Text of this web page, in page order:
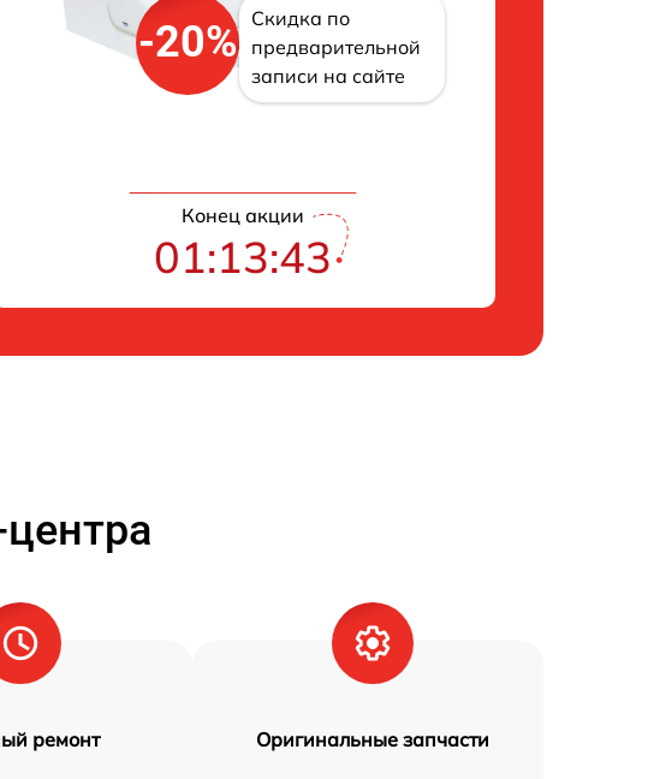
-20%
Скидка по
предварительной
записи на сайте
Конец акции
01:13:42
ремонт Оригинальные запчасти